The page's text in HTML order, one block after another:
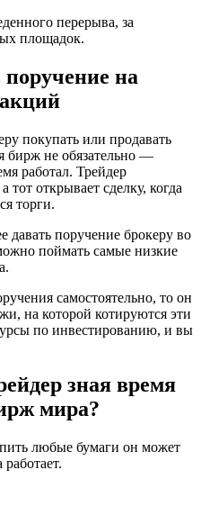
перерыва, за
площадок.
на
покупать или продавать
бирж не обязательно —
работал. Трейдер
тот открывает сделку, когда
торги.
поручение брокеру во
поймать самые низкие
самостоятельно, то он
на которой котируются эти
по инвестированию, и вы
зная время
мира?
любые бумаги он может